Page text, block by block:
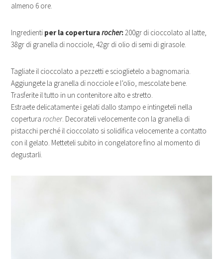
almeno 6 ore.
Ingredienti per la coperturarocher:200gr di cioccolato al latte,
38gr di granella di nocciole, 42gr di olio di semi di girasole.
Tagliate il cioccolato a pezzetti e scioglietelo a bagnomaria.
Aggiungete la granella di nocciole e l’olio, mescolate bene.
Trasferite il tutto in un contenitore alto e stretto.
Estraete delicatamente i gelati dallo stampo e intingeteli nella
coperturarocher. Decorateli velocemente con la granella di
pistacchi perché il cioccolato si solidifica velocemente a contatto
con il gelato. Metteteli subito in congelatore fino al momento di
degustarli.